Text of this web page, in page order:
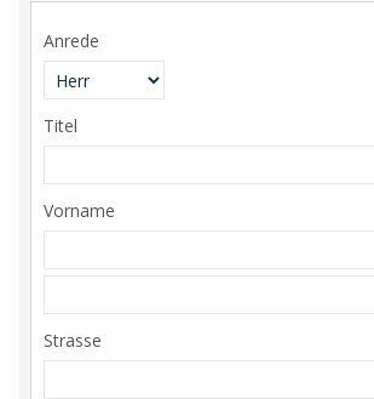
Anrede
Titel
Vorname
Strasse